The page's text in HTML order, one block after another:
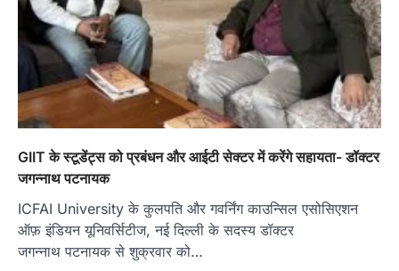
GIIT के स्टूडेंट्स को प्रबंधन और आईटी सेक्टर में करेंगे सहायता- डॉक्टर
जगन्नाथ पटनायक
ICFAI University के कुलपति और गवर्निंग काउन्सिल एसोसिएशन
ऑफ़ इंडियन यूनिवर्सिटीज, नई दिल्ली के सदस्य डॉक्टर
जगन्नाथ पटनायक से शुक्रवार को…